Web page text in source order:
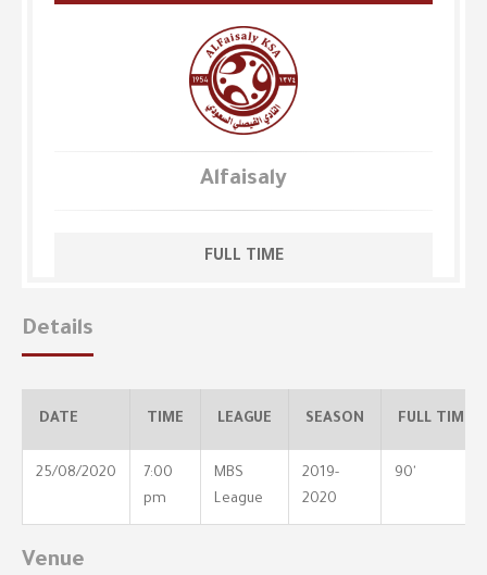
Alfaisaly
FULL TIME
Details
DATE TIME LEAGUE SEASON FULL TIME
25/08/2020
7:00
pm
MBS
League
2019-
2020
90'
Venue